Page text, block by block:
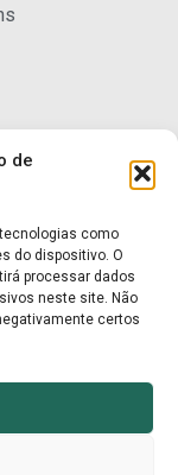
de
como
do dispositivo. O
processar dados
neste site. Não
certos